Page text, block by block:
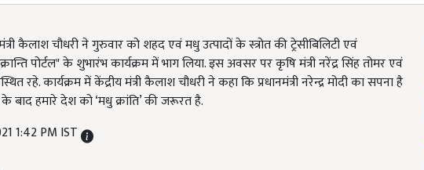
कैलाश चौधरी ने गुरुवार को शहद एवं मधु उत्पादों के स्त्रोत की ट्रेसीबिलिटी एवं
पोर्टल" के शुभारंभ कार्यक्रम में भाग लिया. इस अवसर पर कृषि मंत्री नरेंद्र सिंह तोमर एवं
रहे. कार्यक्रम में केंद्रीय मंत्री कैलाश चौधरी ने कहा कि प्रधानमंत्री नरेन्द्र मोदी का सपना है
के बाद हमारे देश को ‘मधु क्रांति’ की जरूरत है.
1:42 PM IST